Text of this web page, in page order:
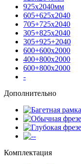
925х2040мм
605+625х2040
705+725х2040
305+825х2040
305+925+2040
600+600х2000
400+800х2000
600+800х2000
-
Дополнительно
-
Комплектация